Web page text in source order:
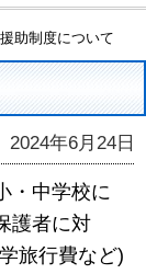
助制度について
2024年6月24日
・中学校に
護者に対
旅行費など)